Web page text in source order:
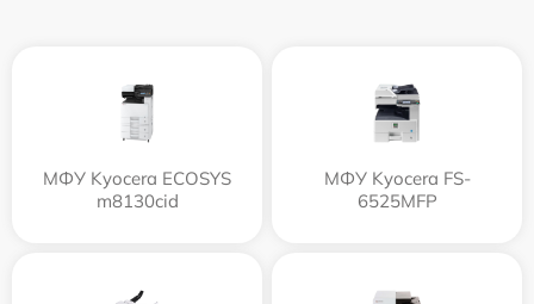
МФУ Kyocera ECOSYS
m8130cid
МФУ Kyocera FS-
6525MFP